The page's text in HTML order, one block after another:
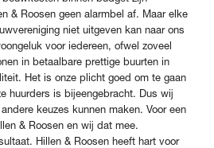
& Roosen geen alarmbel af. Maar elke
niet uitgeven kan naar ons
voor iedereen, ofwel zoveel
in betaalbare prettige buurten in
Het is onze plicht goed om te gaan
huurders is bijeengebracht. Dus wij
keuzes kunnen maken. Voor een
& Roosen en wij dat mee.
Hillen & Roosen heeft hart voor